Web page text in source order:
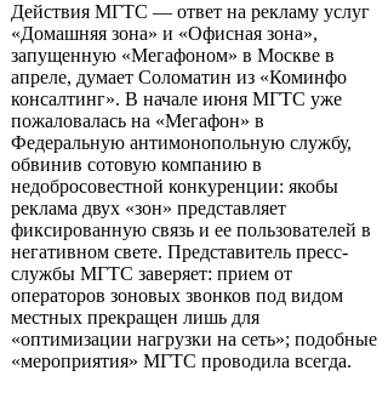
Действия МГТС — ответ на рекламу услуг
«Домашняя зона» и «Офисная зона»,
запущенную «Мегафоном» в Москве в
апреле, думает Соломатин из «Коминфо
консалтинг». В начале июня МГТС уже
пожаловалась на «Мегафон» в
Федеральную антимонопольную службу,
обвинив сотовую компанию в
недобросовестной конкуренции: якобы
реклама двух «зон» представляет
фиксированную связь и ее пользователей в
негативном свете. Представитель пресс-
службы МГТС заверяет: прием от
операторов зоновых звонков под видом
местных прекращен лишь для
«оптимизации нагрузки на сеть»; подобные
«мероприятия» МГТС проводила всегда.